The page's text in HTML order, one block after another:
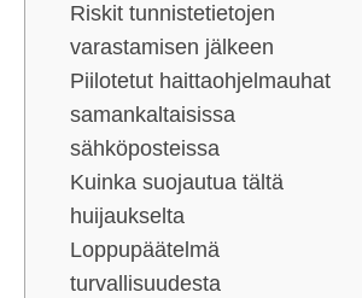
Riskit tunnistetietojen
varastamisen jälkeen
Piilotetut haittaohjelmauhat
samankaltaisissa
sähköposteissa
Kuinka suojautua tältä
huijaukselta
Loppupäätelmä
turvallisuudesta